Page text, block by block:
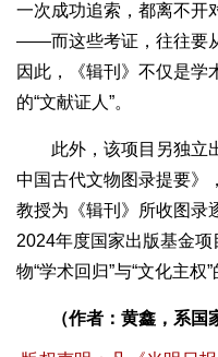
一次成功追索，都离不开
——而这些考证，往往要
因此，《辑刊》不仅是学
的“文献证人”。
此外，该项目另独立
中国古代文物图录提要》
教授为《辑刊》所收图录
2024年度国家出版基金
物“学术回归”与“文化主权”
（作者：黄鑫，系国